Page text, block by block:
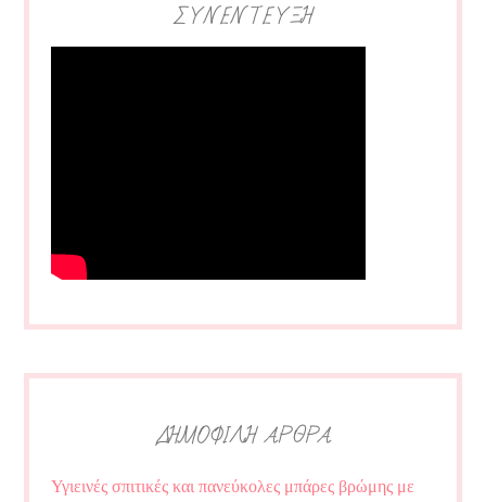
ΣΥΝΕΝΤΕΥΞΗ
ΔΗΜΟΦΙΛΗ ΑΡΘΡΑ
Υγιεινές σπιτικές και πανεύκολες μπάρες βρώμης με